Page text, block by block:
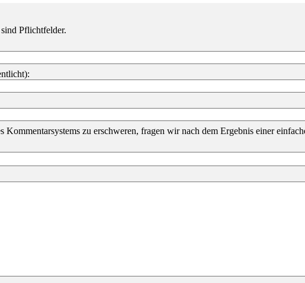
Pflichtfelder.
Kommentarsystems zu erschweren, fragen wir nach dem Ergebnis einer